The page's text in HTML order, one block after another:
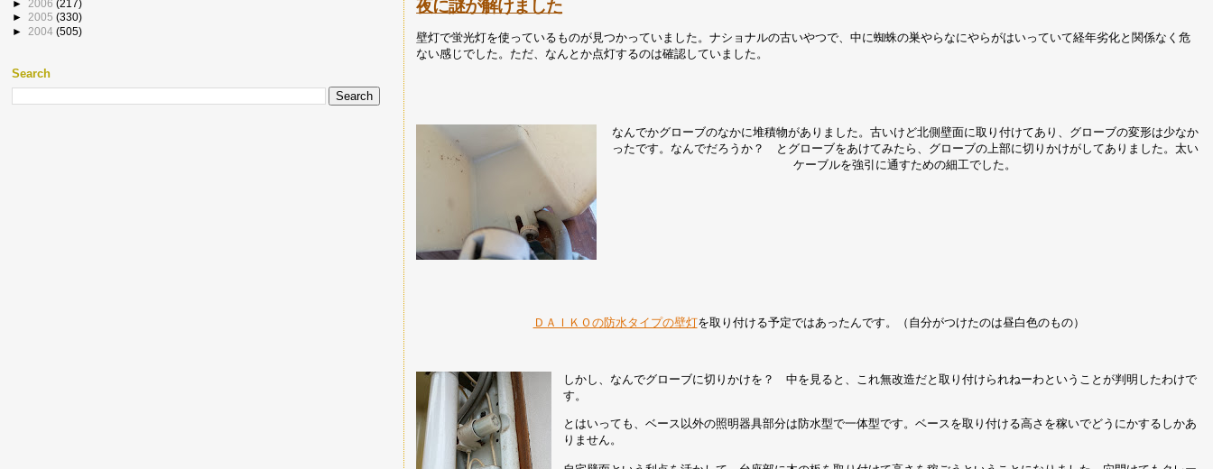
夜に謎が解けました
壁灯で蛍光灯を使っているものが見つかっていました。ナショナルの古いやつで、中に蜘蛛の巣やらなにやらがはいっていて経年劣化と関係なく危
ない感じでした。ただ、なんとか点灯するのは確認していました。
なんでかグローブのなかに堆積物がありました。古いけど北側壁面に取り付けてあり、グローブの変形は少なか
ったです。なんでだろうか？ とグローブをあけてみたら、グローブの上部に切りかけがしてありました。太い
ケーブルを強引に通すための細工でした。
ＤＡＩＫＯの防水タイプの壁灯を取り付ける予定ではあったんです。（自分がつけたのは昼白色のもの）
しかし、なんでグローブに切りかけを？ 中を見ると、これ無改造だと取り付けられねーわということが判明したわけで
す。
とはいっても、ベース以外の照明器具部分は防水型で一体型です。ベースを取り付ける高さを稼いでどうにかするしかあ
りません。
► 2006 (217)
► 2005 (330)
► 2004 (505)
Search